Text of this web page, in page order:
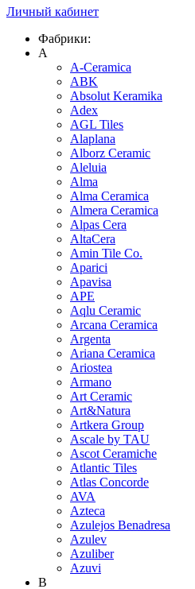
Личный кабинет
Фабрики:
A
A-Ceramica
ABK
Absolut Keramika
Adex
AGL Tiles
Alaplana
Alborz Ceramic
Aleluia
Alma
Alma Ceramica
Almera Ceramica
Alpas Cera
AltaCera
Amin Tile Co.
Aparici
Apavisa
APE
Aqlu Ceramic
Arcana Ceramica
Argenta
Ariana Ceramica
Ariostea
Armano
Art Ceramic
Art&Natura
Artkera Group
Ascale by TAU
Ascot Ceramiche
Atlantic Tiles
Atlas Concorde
AVA
Azteca
Azulejos Benadresa
Azulev
Azuliber
Azuvi
B